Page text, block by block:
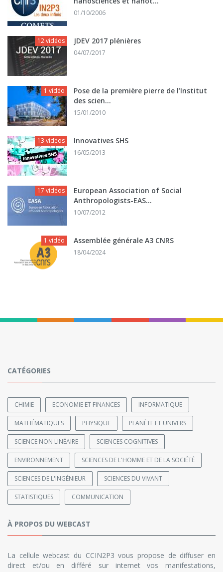
01/10/2006
12 vidéos JDEV 2017 plénières
04/07/2017
1 vidéo
Pose de la première pierre de l’Institut
des scien...
15/01/2010
13 vidéos Innovatives SHS
16/05/2013
17 vidéos
European Association of Social
Anthropologists-EAS...
10/07/2012
1 vidéo Assemblée générale A3 CNRS
18/04/2024
CATÉGORIES
CHIMIE ECONOMIE ET FINANCES INFORMATIQUE
MATHÉMATIQUES PHYSIQUE PLANÈTE ET UNIVERS
SCIENCE NON LINÉAIRE SCIENCES COGNITIVES
ENVIRONNEMENT SCIENCES DE L'HOMME ET DE LA SOCIÉTÉ
SCIENCES DE L'INGÉNIEUR SCIENCES DU VIVANT
STATISTIQUES COMMUNICATION
À PROPOS DU WEBCAST
La cellule webcast du CCIN2P3 vous propose de diffuser en
direct et/ou en différé sur internet vos manifestations,